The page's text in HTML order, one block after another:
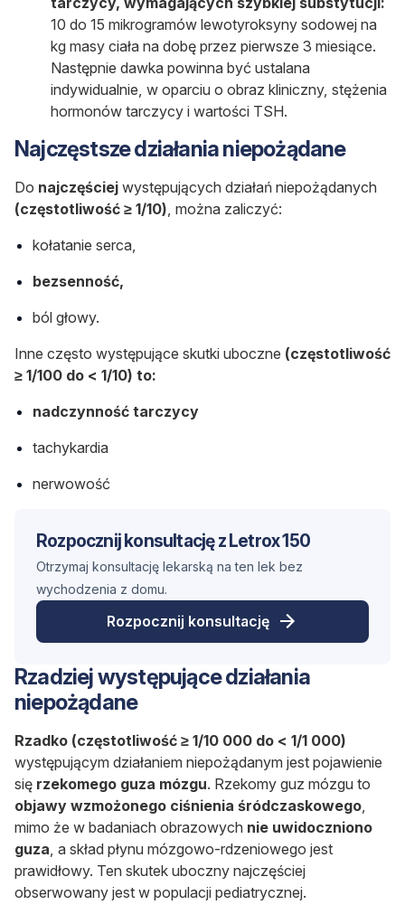
10 do 15 mikrogramów lewotyroksyny sodowej na
kg masy ciała na dobę przez pierwsze 3 miesiące.
Następnie dawka powinna być ustalana
indywidualnie, w oparciu o obraz kliniczny, stężenia
hormonów tarczycy i wartości TSH.
Najczęstsze działania niepożądane
Do najczęściej występujących działań niepożądanych
(częstotliwość ≥ 1/10) , można zaliczyć:
kołatanie serca,
bezsenność,
ból głowy.
Inne często występujące skutki uboczne (częstotliwość
≥ 1/100 do < 1/10) to:
nadczynność tarczycy
tachykardia
nerwowość
Rozpocznij konsultację z Letrox 150
Otrzymaj konsultację lekarską na ten lek bez
wychodzenia z domu.
Rozpocznij konsultację
Rzadziej występujące działania
niepożądane
Rzadko (częstotliwość ≥ 1/10 000 do < 1/1 000)
występującym działaniem niepożądanym jest pojawienie
się rzekomego guza mózgu. Rzekomy guz mózgu to
objawy wzmożonego ciśnienia śródczaskowego
mimo że w badaniach obrazowych nie uwidoczniono
guza , a skład płynu mózgowo-rdzeniowego jest
prawidłowy. Ten skutek uboczny najczęściej
obserwowany jest w populacji pediatrycznej.